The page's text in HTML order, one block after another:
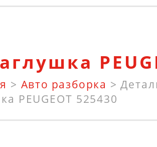
> Авто разборка >
PEUGEOT 525430